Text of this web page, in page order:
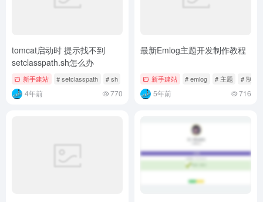
tomcat启动时 提示找不到
setclasspath.sh怎么办
新手建站 # setclasspath # sh # tomcat
4年前 770
最新Emlog主题开发制作教程
新手建站 # emlog # 主题 # 制作
5年前 716